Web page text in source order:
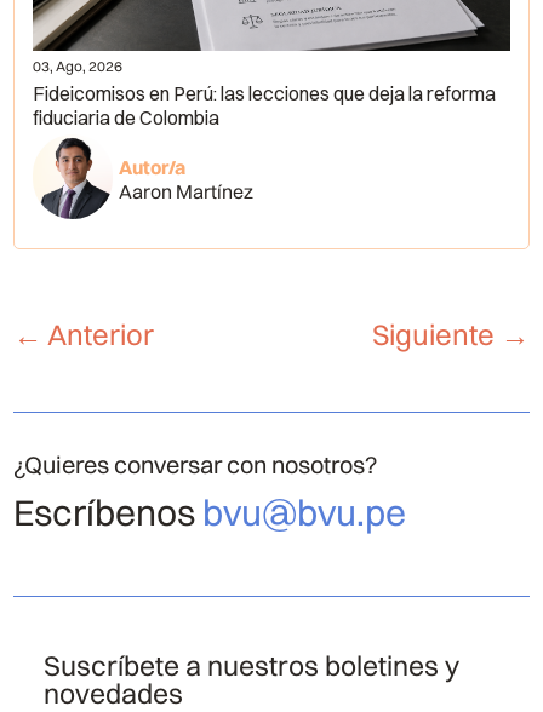
03, Ago, 2026
Fideicomisos en Perú: las lecciones que deja la reforma
fiduciaria de Colombia
Autor/a
Aaron Martínez
← Anterior Siguiente →
¿Quieres conversar con nosotros?
Escríbenos bvu@bvu.pe
Suscríbete a nuestros boletines y
novedades